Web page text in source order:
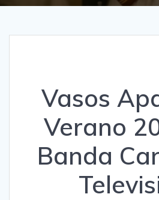
Vasos
Verano
Banda